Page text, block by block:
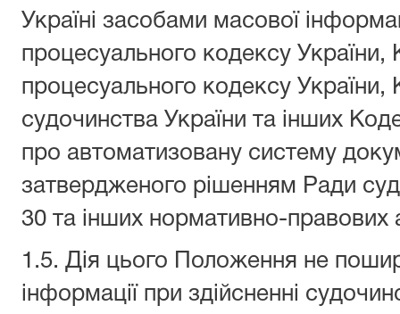
Україні засобами масової
процесуального кодексу України,
процесуального кодексу України,
судочинства України та інших
про автоматизовану систему
затвердженого рішенням Ради
30 та інших нормативно-правових
1.5. Дія цього Положення не
інформації при здійсненні